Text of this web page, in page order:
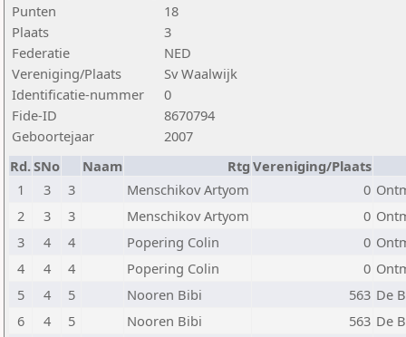
Punten
18
Plaats
3
Federatie
NED
Vereniging/Plaats
Sv Waalwijk
Identificatie-nummer
0
Fide-ID
8670794
Geboortejaar
2007
Rd.SNo Naam Rtg Vereniging/Plaats
1
3 3 Menschikov Artyom 0
2
3 3 Menschikov Artyom 0
3
4 4 Popering Colin 0
4
4 4 Popering Colin 0
5
4 5 Nooren Bibi 563 De
6
4 5 Nooren Bibi 563 De